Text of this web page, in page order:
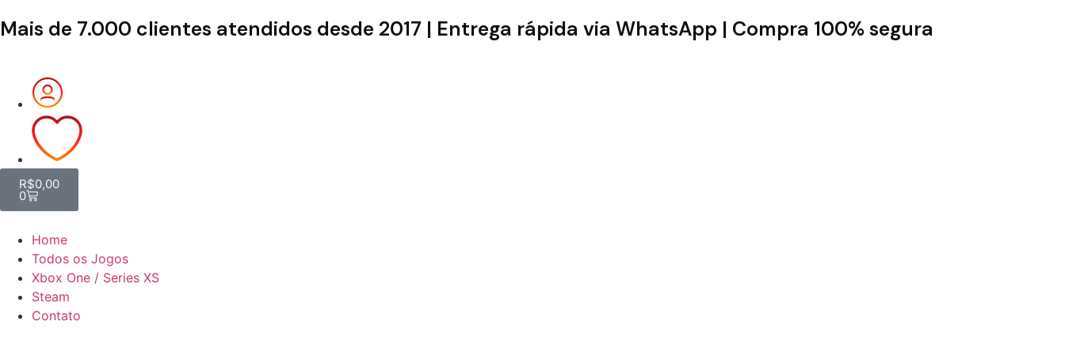
Mais de 7.000 clientes atendidos desde 2017 | Entrega rápida via WhatsApp | Compra 100% segura
R$0,00
0
Home
Todos os Jogos
Xbox One / Series XS
Steam
Contato